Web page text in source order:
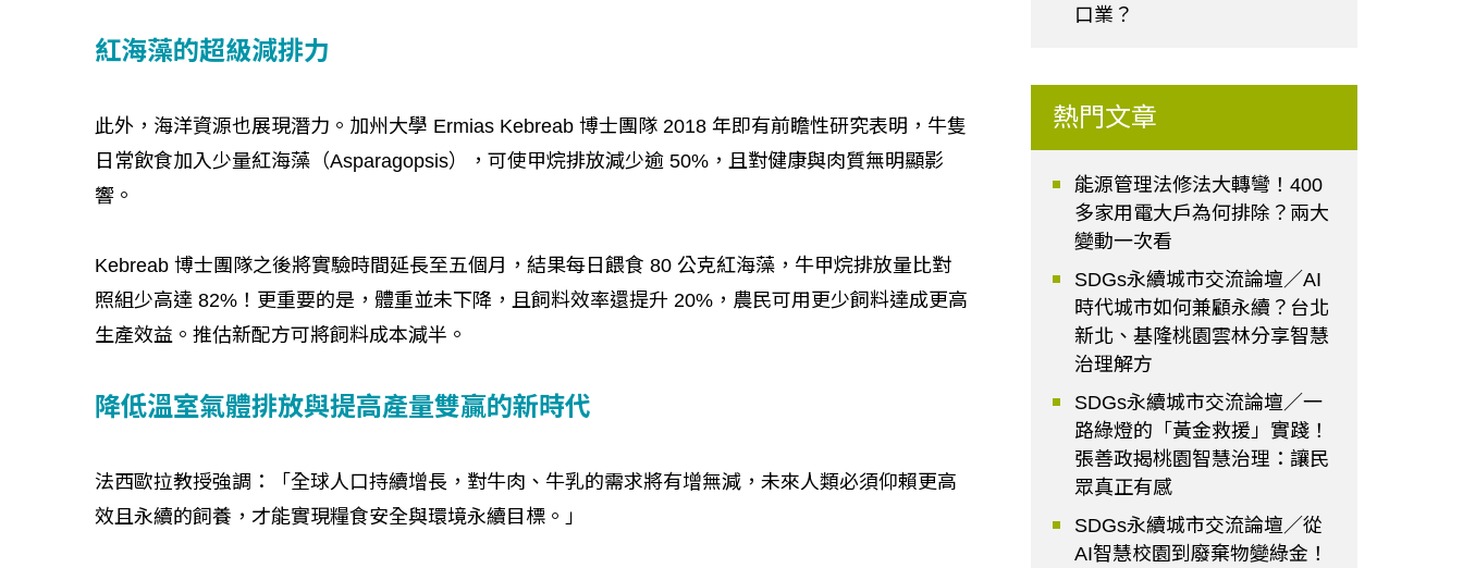
紅海藻的超級減排力
此外，海洋資源也展現潛力。加州大學 Ermias Kebreab 博士團隊 2018 年即有前瞻性研究表明，牛隻
日常飲食加入少量紅海藻（Asparagopsis），可使甲烷排放減少逾 50%，且對健康與肉質無明顯影
響。
Kebreab 博士團隊之後將實驗時間延長至五個月，結果每日餵食 80 公克紅海藻，牛甲烷排放量比對
照組少高達 82%！更重要的是，體重並未下降，且飼料效率還提升 20%，農民可用更少飼料達成更高
生產效益。推估新配方可將飼料成本減半。
降低溫室氣體排放與提高產量雙贏的新時代
法西歐拉教授強調：「全球人口持續增長，對牛肉、牛乳的需求將有增無減，未來人類必須仰賴更高
效且永續的飼養，才能實現糧食安全與環境永續目標。」
口業？
熱門文章
能源管理法修法大轉彎！400
多家用電大戶為何排除？兩大
變動一次看
SDGs永續城市交流論壇／AI
時代城市如何兼顧永續？台北
新北、基隆桃園雲林分享智慧
治理解方
SDGs永續城市交流論壇／一
路綠燈的「黃金救援」實踐！
張善政揭桃園智慧治理：讓民
眾真正有感
SDGs永續城市交流論壇／從
AI智慧校園到廢棄物變綠金！